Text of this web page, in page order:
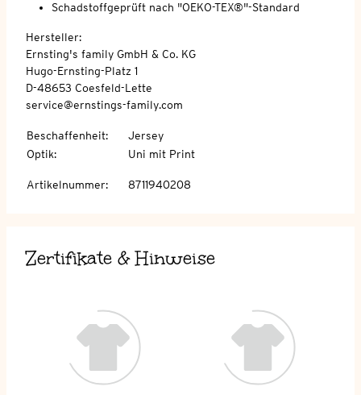
Schadstoffgeprüft nach "OEKO-TEX®"-Standard
Hersteller:
Ernsting's family GmbH & Co. KG
Hugo-Ernsting-Platz 1
D-48653 Coesfeld-Lette
service@ernstings-family.com
Beschaffenheit:
Jersey
Optik: Uni mit Print
Artikelnummer: 8711940208
Zertifikate & Hinweise